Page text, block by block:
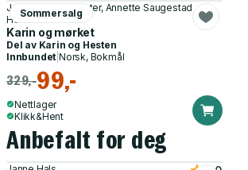
Sommersalg
Janne-Camilla Lyster, Annette Saugestad
Helland
Karin og mørket
Del av Karin og Hesten
Innbundet |Norsk, Bokmål
329,-99,-
Nettlager
Klikk&Hent
Anbefalt for deg